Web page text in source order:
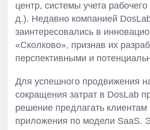
центр, системы учета
д.). Недавно компанией
заинтересовались в
«Сколково», признав их
перспективными и
Для успешного продвижения
сокращения затрат в DosLab
решение предлагать клиентам
приложения по модели SaaS.